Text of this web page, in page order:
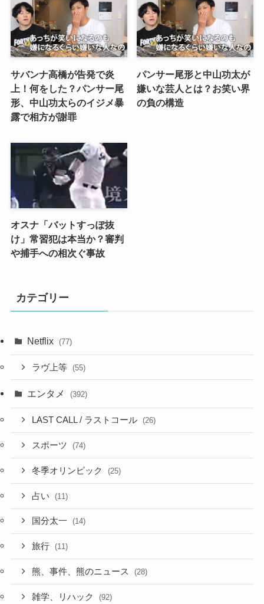
サバンナ高橋が告発で炎
上！何をした？パンサー尾
形、中山功太らのイジメ暴
露で相方が謝罪
パンサー尾形と中山功太が
嫌いな芸人とは？お笑い界
の負の構造
オスナ「バットすっぽ抜
け」常習犯は本当か？審判
や捕手への相次ぐ事故
カテゴリー
Netflix (77)
ラヴ上等 (55)
エンタメ (392)
LAST CALL / ラストコール (26)
スポーツ (74)
冬季オリンピック (25)
占い (11)
国分太一 (14)
旅行 (11)
熊、事件、熊のニュース (28)
雑学、リハック (92)